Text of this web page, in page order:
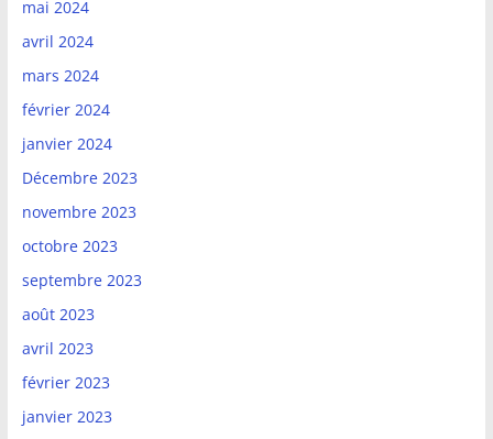
mai 2024
avril 2024
mars 2024
février 2024
janvier 2024
Décembre 2023
novembre 2023
octobre 2023
septembre 2023
août 2023
avril 2023
février 2023
janvier 2023